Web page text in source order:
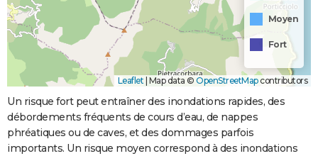
Moyen
Fort
Leaflet Map data © OpenStreetMapcontributors
Un risque fort peut entraîner des inondations rapides, des
débordements fréquents de cours d’eau, de nappes
phréatiques ou de caves, et des dommages parfois
importants. Un risque moyen correspond à des inondations